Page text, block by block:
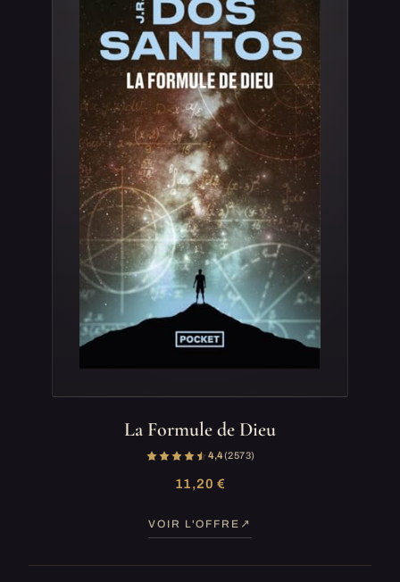
La Formule de Dieu
4,4(2 573)
11,20 €
VOIR L'OFFRE